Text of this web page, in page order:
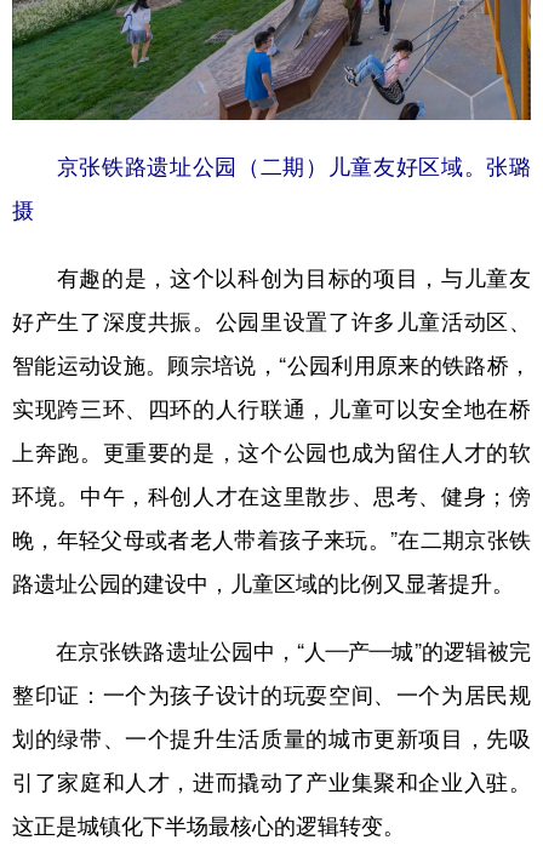
京张铁路遗址公园（二期）儿童友好区域。张璐
摄
有趣的是，这个以科创为目标的项目，与儿童友
好产生了深度共振。公园里设置了许多儿童活动区、
智能运动设施。顾宗培说，“公园利用原来的铁路桥，
实现跨三环、四环的人行联通，儿童可以安全地在桥
上奔跑。更重要的是，这个公园也成为留住人才的软
环境。中午，科创人才在这里散步、思考、健身；傍
晚，年轻父母或者老人带着孩子来玩。”在二期京张铁
路遗址公园的建设中，儿童区域的比例又显著提升。
在京张铁路遗址公园中，“人—产—城”的逻辑被完
整印证：一个为孩子设计的玩耍空间、一个为居民规
划的绿带、一个提升生活质量的城市更新项目，先吸
引了家庭和人才，进而撬动了产业集聚和企业入驻。
这正是城镇化下半场最核心的逻辑转变。